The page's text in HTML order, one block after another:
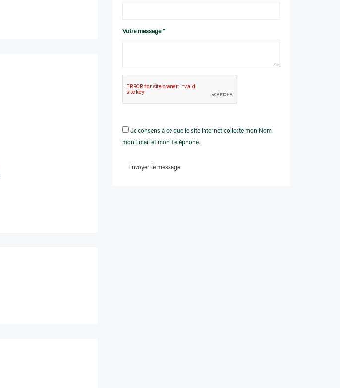
Votre message *
Je consens à ce que le site internet collecte mon Nom,
mon Email et mon Téléphone.
Envoyer le message